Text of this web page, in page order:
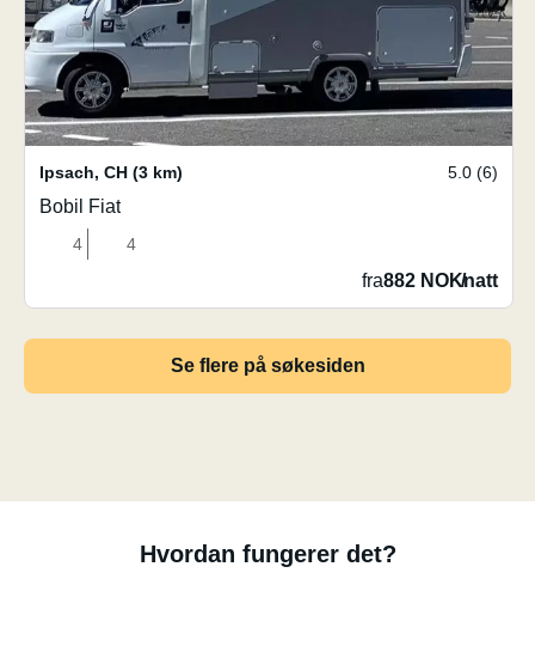
Ipsach, CH (3 km) 5.0 (6)
Bobil Fiat
4 4
fra882 NOK/natt
Se flere på søkesiden
Hvordan fungerer det?